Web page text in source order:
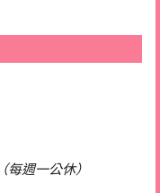
週一公休）